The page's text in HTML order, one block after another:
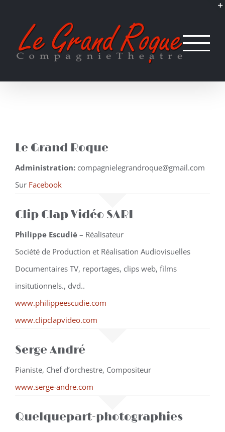
contenu
Le Grand Roque
Administration: compagnielegrandroque@gmail.com
Sur Facebook
Clip Clap Vidéo SARL
Philippe Escudié – Réalisateur
Société de Production et Réalisation Audiovisuelles
Documentaires TV, reportages, clips web, films
insitutionnels., dvd..
www.philippeescudie.com
www.clipclapvideo.com
Serge André
Pianiste, Chef d’orchestre, Compositeur
www.serge-andre.com
Quelquepart-photographies